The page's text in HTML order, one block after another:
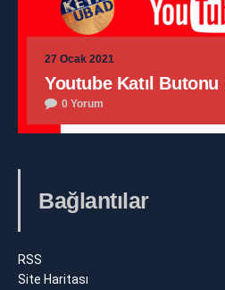
27 Ocak 2021
Youtube Katıl
0 Yorum
Bağlantılar
RSS
Site Haritası